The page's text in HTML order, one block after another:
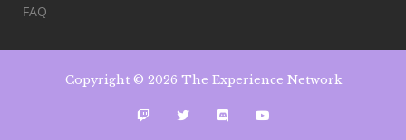
FAQ
Copyright © 2026 The Experience Network